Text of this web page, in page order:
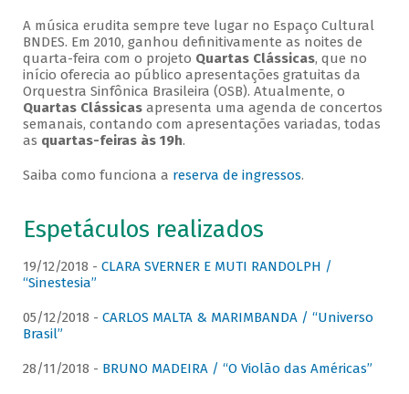
A música erudita sempre teve lugar no Espaço Cultural
BNDES. Em 2010, ganhou definitivamente as noites de
quarta-feira com o projeto Quartas Clássicas, que no
início oferecia ao público apresentações gratuitas da
Orquestra Sinfônica Brasileira (OSB). Atualmente, o
Quartas Clássicasapresenta uma agenda de concertos
semanais, contando com apresentações variadas, todas
as quartas-feiras às 19h.
Saiba como funciona a reserva de ingressos.
Espetáculos realizados
19/12/2018 - CLARA SVERNER E MUTI RANDOLPH /
“Sinestesia”
05/12/2018 - CARLOS MALTA & MARIMBANDA / “Universo
Brasil”
28/11/2018 - BRUNO MADEIRA / “O Violão das Américas”